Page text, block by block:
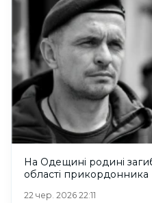
На Одещині родині
області
22 чер. 2026 22:11